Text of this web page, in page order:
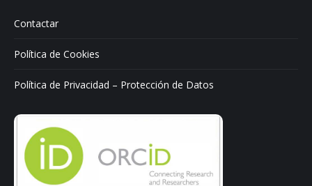
Contactar
Política de Cookies
Política de Privacidad – Protección de Datos